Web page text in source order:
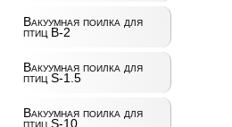
Вакуумная поилка для
птиц B-2
Вакуумная поилка для
птиц S-1.5
Вакуумная поилка для
птиц S-10